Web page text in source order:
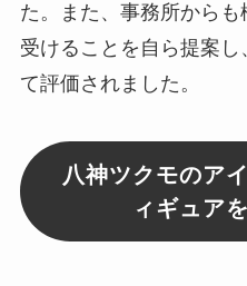
た。また、事務所から
受けることを自ら提案
て評価されました。
八神ツクモのア
ィギュア